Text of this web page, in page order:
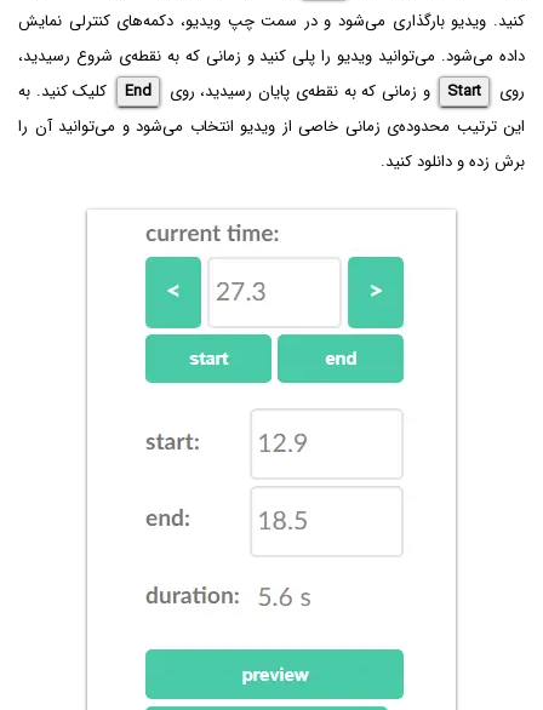
کنید. ویدیو بارگذاری می‌شود و در سمت چپ ویدیو، دکمه‌های کنترلی نمایش
داده می‌شود. می‌توانید ویدیو را پلی کنید و زمانی که به نقطه‌ی شروع رسیدید،
روی
Start و زمانی که به نقطه‌ی پایان رسیدید، روی End
کلیک کنید. به
این ترتیب محدوده‌ی زمانی خاصی از ویدیو انتخاب می‌شود و می‌توانید آن را
برش زده و دانلود کنید.